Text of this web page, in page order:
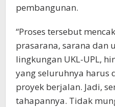
pembangunan.
“Proses tersebut
prasarana, sarana dan
lingkungan UKL-UPL,
yang seluruhnya harus
proyek berjalan. Jadi,
tahapannya. Tidak